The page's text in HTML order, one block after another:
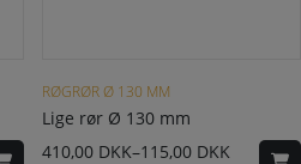
RØGRØR Ø 130 MM
Lige rør Ø 130 mm
115,00 DKK
–
410,00 DKK